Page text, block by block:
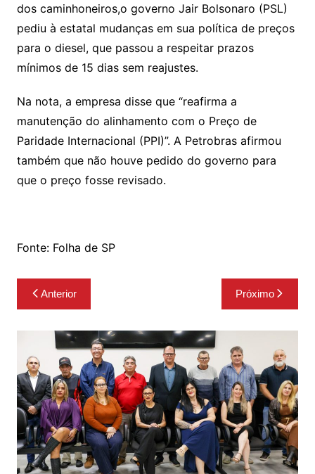
dos caminhoneiros,o governo Jair Bolsonaro (PSL)
pediu à estatal mudanças em sua política de preços
para o diesel, que passou a respeitar prazos
mínimos de 15 dias sem reajustes.
Na nota, a empresa disse que “reafirma a
manutenção do alinhamento com o Preço de
Paridade Internacional (PPI)”. A Petrobras afirmou
também que não houve pedido do governo para
que o preço fosse revisado.
Fonte: Folha de SP
Navegação
de
Post
Anterior Próximo